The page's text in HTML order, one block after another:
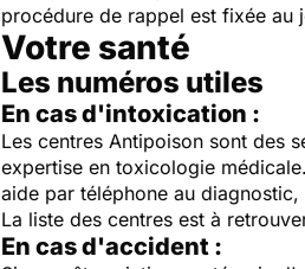
procédure de rappel est fixée au
Votre santé
Les numéros utiles
En cas d'intoxication :
Les centres Antipoison sont des
expertise en toxicologie
aide par téléphone au
La liste des centres est à
En cas d'accident :